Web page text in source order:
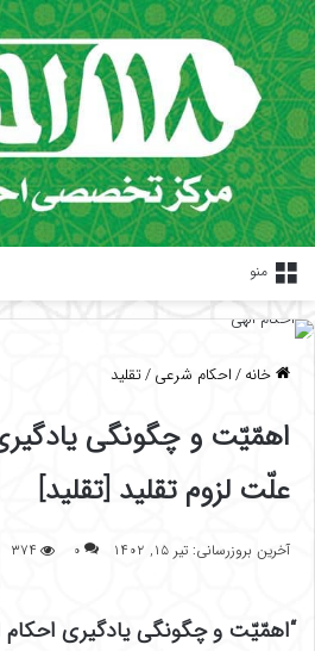
منو
خانه/احکام شرعی/تقلید
اهمّیّت و چگونگی
علّت لزوم تقلید [تقلید]
آخرین بروزرسانی: تیر ۱۵, ۱۴۰۲ ۰ ۳۷۴
“اهمّیّت و چگونگی یادگیری احکام